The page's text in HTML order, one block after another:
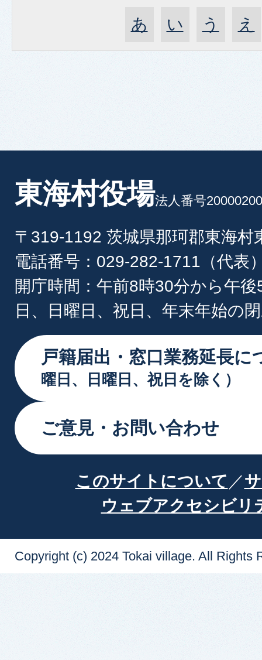
あ い う え
東海村役場法人番号
〒319-1192 茨城県那珂郡東海村
電話番号：029-282-1711（代表
開庁時間：午前8時30分から午
日、日曜日、祝日、年末年始の
戸籍届出・窓口業務延長に
曜日、日曜日、祝日を除く）
ご意見・お問い合わせ
このサイトについて
ウェブアクセシビリ
Copyright (c) 2024 Tokai village. All Rights